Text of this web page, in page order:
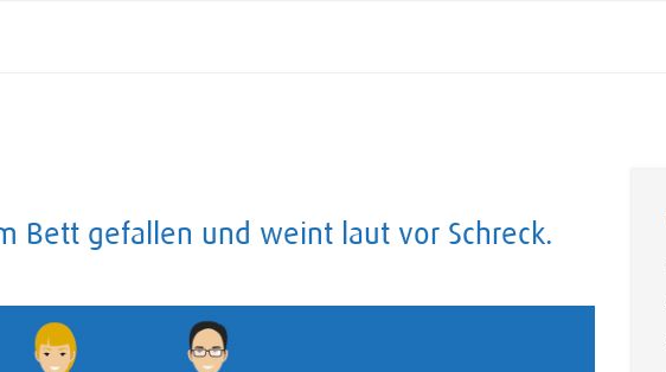
Bett gefallen und weint laut vor Schreck.